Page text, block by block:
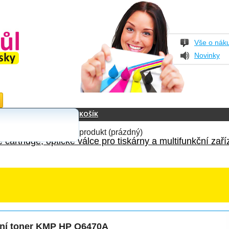
Vše o
Novinky
KOŠÍK
produkt (prázdný)
cartridge, optické válce pro tiskárny a multifunkční
toner KMP HP Q6470A